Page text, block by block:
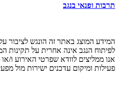
תרבות ופנאי בנגב
המידע המוצג באתר זה הונגש לציבור
לפיתוח הנגב אינה אחרית על תקינות
אנו ממליצים לוודא שפרטי האירוע ו/
פעילות ומיקום עדכנים ישירות מול